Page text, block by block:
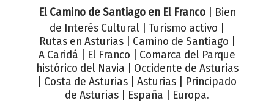
El Camino de Santiago en El Franco| Bien
de Interés Cultural | Turismo activo |
Rutas en Asturias | Camino de Santiago |
A Caridá | El Franco | Comarca del Parque
histórico del Navia | Occidente de Asturias
| Costa de Asturias | Asturias | Principado
de Asturias | España | Europa.